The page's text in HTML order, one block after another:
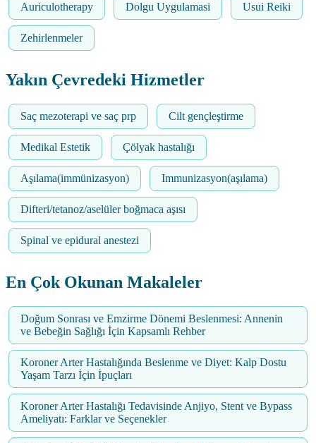
Auriculotherapy Dolgu Uygulamasi Usui Reiki
Zehirlenmeler
Yakın Çevredeki Hizmetler
Saç mezoterapi ve saç prp Cilt gençleştirme
Medikal Estetik Çölyak hastalığı
Aşılama(immünizasyon) Immunizasyon(aşılama)
Difteri/tetanoz/aselüler boğmaca aşısı
Spinal ve epidural anestezi
En Çok Okunan Makaleler
Doğum Sonrası ve Emzirme Dönemi Beslenmesi: Annenin
ve Bebeğin Sağlığı İçin Kapsamlı Rehber
Koroner Arter Hastalığında Beslenme ve Diyet: Kalp Dostu
Yaşam Tarzı İçin İpuçları
Koroner Arter Hastalığı Tedavisinde Anjiyo, Stent ve Bypass
Ameliyatı: Farklar ve Seçenekler